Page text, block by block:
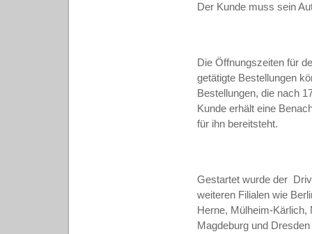
Der Kunde muss sein
Die Öffnungszeiten für
getätigte Bestellungen
Bestellungen, die nach
Kunde erhält eine
für ihn bereitsteht.
Gestartet wurde der
weiteren Filialen wie
Herne, Mülheim-Kärlich,
Magdeburg und